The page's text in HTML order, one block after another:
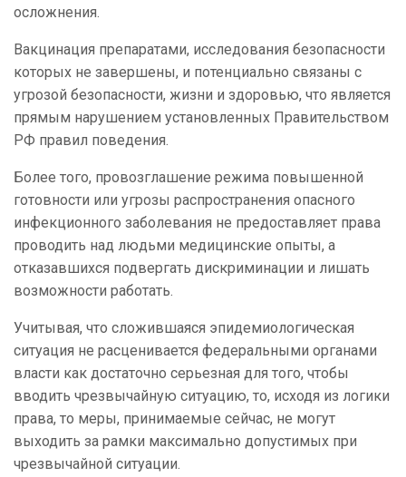
осложнения.
Вакцинация препаратами, исследования безопасности
которых не завершены, и потенциально связаны с
угрозой безопасности, жизни и здоровью, что является
прямым нарушением установленных Правительством
РФ правил поведения.
Более того, провозглашение режима повышенной
готовности или угрозы распространения опасного
инфекционного заболевания не предоставляет права
проводить над людьми медицинские опыты, а
отказавшихся подвергать дискриминации и лишать
возможности работать.
Учитывая, что сложившаяся эпидемиологическая
ситуация не расценивается федеральными органами
власти как достаточно серьезная для того, чтобы
вводить чрезвычайную ситуацию, то, исходя из логики
права, то меры, принимаемые сейчас, не могут
выходить за рамки максимально допустимых при
чрезвычайной ситуации.